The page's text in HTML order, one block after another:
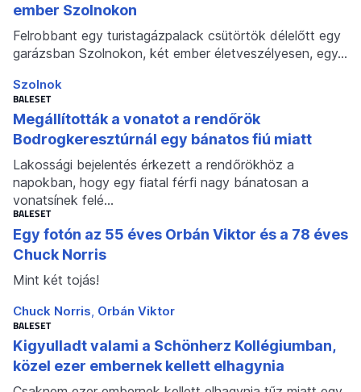
ember Szolnokon
Felrobbant egy turistagázpalack csütörtök délelőtt egy
garázsban Szolnokon, két ember életveszélyesen, egy…
Szolnok
BALESET
Megállították a vonatot a rendőrök
Bodrogkeresztúrnál egy bánatos fiú miatt
Lakossági bejelentés érkezett a rendőrökhöz a
napokban, hogy egy fiatal férfi nagy bánatosan a
vonatsínek felé…
BALESET
Egy fotón az 55 éves Orbán Viktor és a 78 éves
Chuck Norris
Mint két tojás!
Chuck Norris Orbán Viktor
BALESET
Kigyulladt valami a Schönherz Kollégiumban,
közel ezer embernek kellett elhagynia